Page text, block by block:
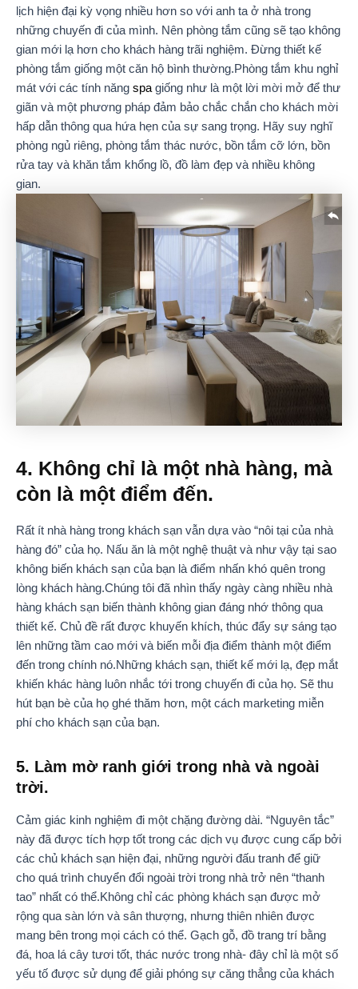
lịch hiện đại kỳ vọng nhiều hơn so với anh ta ở nhà trong
những chuyến đi của mình. Nên phòng tắm cũng sẽ tạo không
gian mới lạ hơn cho khách hàng trãi nghiệm. Đừng thiết kế
phòng tắm giống một căn hộ bình thường.Phòng tắm khu nghỉ
mát với các tính năng spagiống như là một lời mời mở để thư
giãn và một phương pháp đảm bảo chắc chắn cho khách mời
hấp dẫn thông qua hứa hẹn của sự sang trọng. Hãy suy nghĩ
phòng ngủ riêng, phòng tắm thác nước, bồn tắm cỡ lớn, bồn
rửa tay và khăn tắm khổng lồ, đồ làm đẹp và nhiều không
gian.
4. Không chỉ là một nhà hàng, mà
còn là một điểm đến.
Rất ít nhà hàng trong khách sạn vẫn dựa vào “nôi tại của nhà
hàng đó” của họ. Nấu ăn là một nghệ thuật và như vậy tại sao
không biến khách sạn của bạn là điểm nhấn khó quên trong
lòng khách hàng.Chúng tôi đã nhìn thấy ngày càng nhiều nhà
hàng khách sạn biến thành không gian đáng nhớ thông qua
thiết kế. Chủ đề rất được khuyến khích, thúc đẩy sự sáng tạo
lên những tầm cao mới và biến mỗi địa điểm thành một điểm
đến trong chính nó.Những khách sạn, thiết kế mới lạ, đẹp mắt
khiến khác hàng luôn nhắc tới trong chuyến đi của họ. Sẽ thu
hút bạn bè của họ ghé thăm hơn, một cách marketing miễn
phí cho khách sạn của bạn.
5. Làm mờ ranh giới trong nhà và ngoài
trời.
Cảm giác kinh nghiệm đi một chặng đường dài. “Nguyên tắc”
này đã được tích hợp tốt trong các dịch vụ được cung cấp bởi
các chủ khách sạn hiện đại, những người đấu tranh để giữ
cho quá trình chuyển đổi ngoài trời trong nhà trở nên “thanh
tao” nhất có thể.Không chỉ các phòng khách sạn được mở
rộng qua sàn lớn và sân thượng, nhưng thiên nhiên được
mang bên trong mọi cách có thể. Gạch gỗ, đồ trang trí bằng
đá, hoa lá cây tươi tốt, thác nước trong nhà- đây chỉ là một số
yếu tố được sử dụng để giải phóng sự căng thẳng của khách